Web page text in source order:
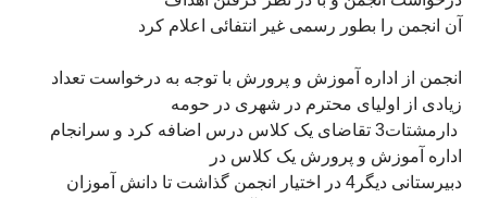
آن انجمن را بطور رسمی غير انتفائی اعلام کرد
انجمن از اداره آموزش و پرورش با توجه به درخواست تعداد
زيادی از اوليای محترم در شهری در حومه
دارمشتات3 تقاضای يک کلاس درس اضافه کرد و سرانجام
اداره آموزش و پرورش يک کلاس در
دبيرستانی دیگر4 در اختیار انجمن گذاشت تا دانش آموزان